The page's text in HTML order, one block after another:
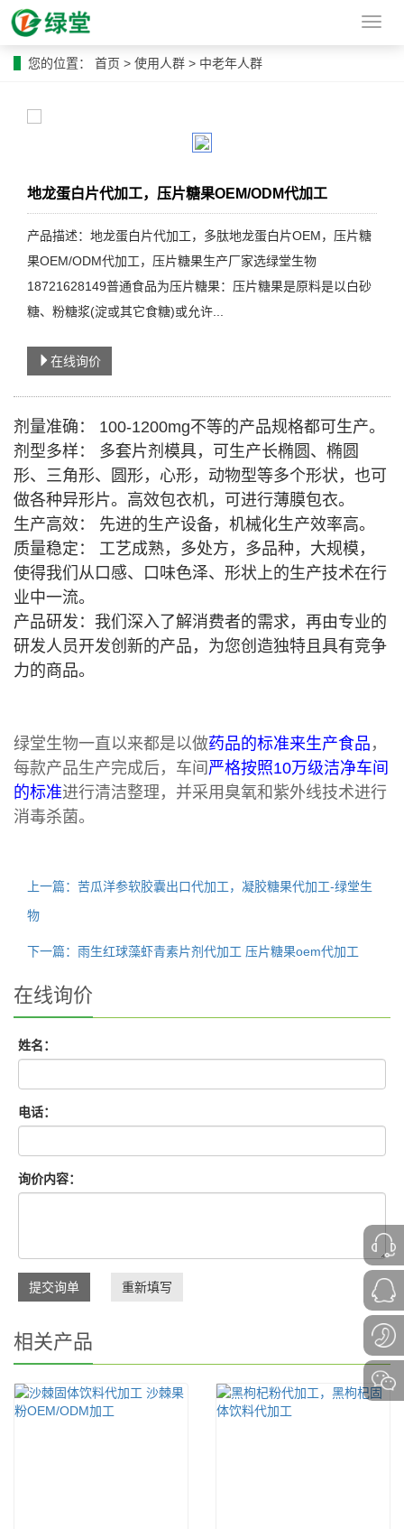
导
您的位置： 首页 > 使用人群 > 中老年人群
地龙蛋白片代加工，压片糖果OEM/ODM代加工
产品描述：地龙蛋白片代加工，多肽地龙蛋白片OEM，压片糖
果OEM/ODM代加工，压片糖果生产厂家选绿堂生物
18721628149普通食品为压片糖果：压片糖果是原料是以白砂
糖、粉糖浆(淀或其它食糖)或允许...
在线询价
剂量准确： 100-1200mg不等的产品规格都可生产。
剂型多样： 多套片剂模具，可生产长椭圆、椭圆
形、三角形、圆形，心形，动物型等多个形状，也可
做各种异形片。高效包衣机，可进行薄膜包衣。
生产高效： 先进的生产设备，机械化生产效率高。
质量稳定： 工艺成熟，多处方，多品种，大规模，
使得我们从口感、口味色泽、形状上的生产技术在行
业中一流。
产品研发：我们深入了解消费者的需求，再由专业的
研发人员开发创新的产品，为您创造独特且具有竞争
力的商品。
绿堂生物一直以来都是以做药品的标准来生产食品 ，
每款产品生产完成后，车间 严格按照10万级洁净车间
的标准进行清洁整理，并采用臭氧和紫外线技术进行
消毒杀菌。
上一篇：苦瓜洋参软胶囊出口代加工，凝胶糖果代加工-绿堂生
物
下一篇：雨生红球藻虾青素片剂代加工 压片糖果oem代加工
在线询价
姓名：
电话：
询价内容：
提交询单 重新填写
相关产品